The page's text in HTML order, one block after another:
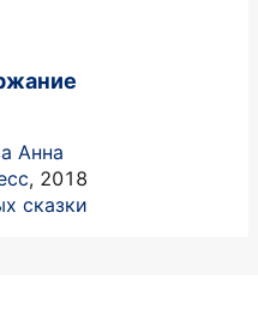
Анна
, 2018
сказки